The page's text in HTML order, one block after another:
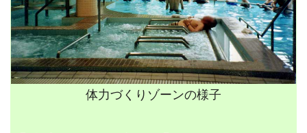
体力づくりゾーンの様子